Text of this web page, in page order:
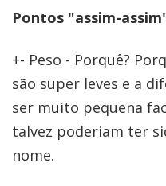
Pontos "assim-
+- Peso - Porquê?
são super leves e a
ser muito pequena
talvez poderiam ter
nome.